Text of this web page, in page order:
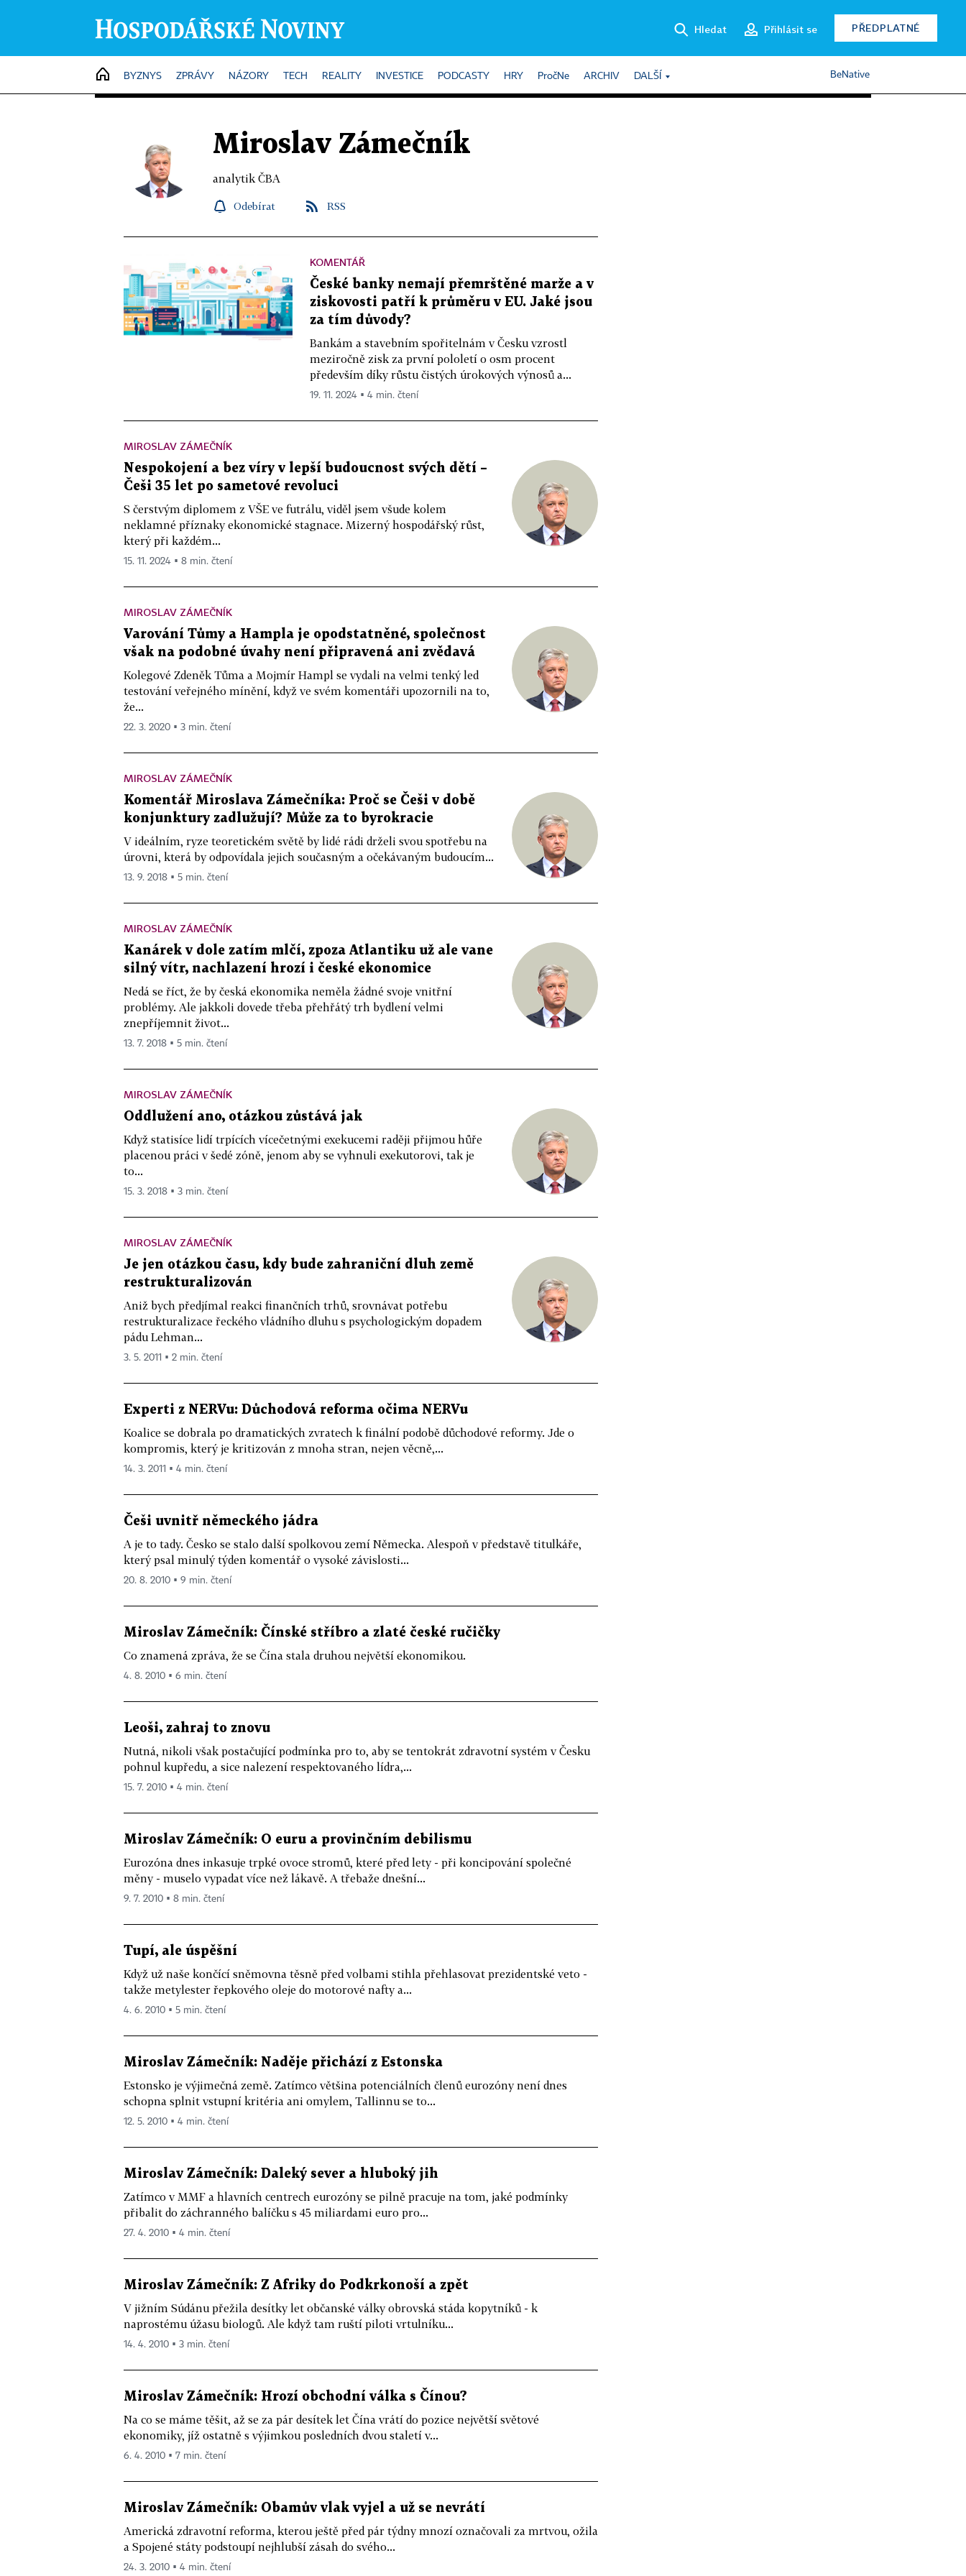
Hledat Přihlásit se PŘEDPLATNÉ
HOME
BYZNYS ZPRÁVY NÁZORY TECH REALITY INVESTICE PODCASTY HRY PročNe ARCHIV DALŠÍ BeNative
Miroslav Zámečník
analytik ČBA
Odebírat RSS
KOMENTÁŘ
České banky nemají přemrštěné marže a v
ziskovosti patří k průměru v EU. Jaké jsou
za tím důvody?
Bankám a stavebním spořitelnám v Česku vzrostl
meziročně zisk za první pololetí o osm procent
především díky růstu čistých úrokových výnosů a...
19. 11. 2024 ▪ 4 min. čtení
MIROSLAV ZÁMEČNÍK
Nespokojení a bez víry v lepší budoucnost svých dětí –
Češi 35 let po sametové revoluci
S čerstvým diplomem z VŠE ve futrálu, viděl jsem všude kolem
neklamné příznaky ekonomické stagnace. Mizerný hospodářský růst,
který při každém...
15. 11. 2024 ▪ 8 min. čtení
MIROSLAV ZÁMEČNÍK
Varování Tůmy a Hampla je opodstatněné, společnost
však na podobné úvahy není připravená ani zvědavá
Kolegové Zdeněk Tůma a Mojmír Hampl se vydali na velmi tenký led
testování veřejného mínění, když ve svém komentáři upozornili na to,
že...
22. 3. 2020 ▪ 3 min. čtení
MIROSLAV ZÁMEČNÍK
Komentář Miroslava Zámečníka: Proč se Češi v době
konjunktury zadlužují? Může za to byrokracie
V ideálním, ryze teoretickém světě by lidé rádi drželi svou spotřebu na
úrovni, která by odpovídala jejich současným a očekávaným budoucím...
13. 9. 2018 ▪ 5 min. čtení
MIROSLAV ZÁMEČNÍK
Kanárek v dole zatím mlčí, zpoza Atlantiku už ale vane
silný vítr, nachlazení hrozí i české ekonomice
Nedá se říct, že by česká ekonomika neměla žádné svoje vnitřní
problémy. Ale jakkoli dovede třeba přehřátý trh bydlení velmi
znepříjemnit život...
13. 7. 2018 ▪ 5 min. čtení
MIROSLAV ZÁMEČNÍK
Oddlužení ano, otázkou zůstává jak
Když statisíce lidí trpících vícečetnými exekucemi raději přijmou hůře
placenou práci v šedé zóně, jenom aby se vyhnuli exekutorovi, tak je
to...
15. 3. 2018 ▪ 3 min. čtení
MIROSLAV ZÁMEČNÍK
Je jen otázkou času, kdy bude zahraniční dluh země
restrukturalizován
Aniž bych předjímal reakci finančních trhů, srovnávat potřebu
restrukturalizace řeckého vládního dluhu s psychologickým dopadem
pádu Lehman...
3. 5. 2011 ▪ 2 min. čtení
Experti z NERVu: Důchodová reforma očima NERVu
Koalice se dobrala po dramatických zvratech k finální podobě důchodové reformy. Jde o
kompromis, který je kritizován z mnoha stran, nejen věcně,...
14. 3. 2011 ▪ 4 min. čtení
Češi uvnitř německého jádra
A je to tady. Česko se stalo další spolkovou zemí Německa. Alespoň v představě titulkáře,
který psal minulý týden komentář o vysoké závislosti...
20. 8. 2010 ▪ 9 min. čtení
Miroslav Zámečník: Čínské stříbro a zlaté české ručičky
Co znamená zpráva, že se Čína stala druhou největší ekonomikou.
4. 8. 2010 ▪ 6 min. čtení
Leoši, zahraj to znovu
Nutná, nikoli však postačující podmínka pro to, aby se tentokrát zdravotní systém v Česku
pohnul kupředu, a sice nalezení respektovaného lídra,...
15. 7. 2010 ▪ 4 min. čtení
Miroslav Zámečník: O euru a provinčním debilismu
Eurozóna dnes inkasuje trpké ovoce stromů, které před lety - při koncipování společné
měny - muselo vypadat více než lákavě. A třebaže dnešní...
9. 7. 2010 ▪ 8 min. čtení
Tupí, ale úspěšní
Když už naše končící sněmovna těsně před volbami stihla přehlasovat prezidentské veto -
takže metylester řepkového oleje do motorové nafty a...
4. 6. 2010 ▪ 5 min. čtení
Miroslav Zámečník: Naděje přichází z Estonska
Estonsko je výjimečná země. Zatímco většina potenciálních členů eurozóny není dnes
schopna splnit vstupní kritéria ani omylem, Tallinnu se to...
12. 5. 2010 ▪ 4 min. čtení
Miroslav Zámečník: Daleký sever a hluboký jih
Zatímco v MMF a hlavních centrech eurozóny se pilně pracuje na tom, jaké podmínky
přibalit do záchranného balíčku s 45 miliardami euro pro...
27. 4. 2010 ▪ 4 min. čtení
Miroslav Zámečník: Z Afriky do Podkrkonoší a zpět
V jižním Súdánu přežila desítky let občanské války obrovská stáda kopytníků - k
naprostému úžasu biologů. Ale když tam ruští piloti vrtulníku...
14. 4. 2010 ▪ 3 min. čtení
Miroslav Zámečník: Hrozí obchodní válka s Čínou?
Na co se máme těšit, až se za pár desítek let Čína vrátí do pozice největší světové
ekonomiky, jíž ostatně s výjimkou posledních dvou staletí v...
6. 4. 2010 ▪ 7 min. čtení
Miroslav Zámečník: Obamův vlak vyjel a už se nevrátí
Americká zdravotní reforma, kterou ještě před pár týdny mnozí označovali za mrtvou, ožila
a Spojené státy podstoupí nejhlubší zásah do svého...
24. 3. 2010 ▪ 4 min. čtení